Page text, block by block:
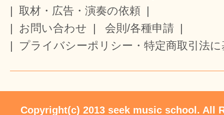
| 取材・広告・演奏の依頼 |
| お問い合わせ | 会則/各種申請 |
|
プライバシーポリシー・特定商取引法
Copyright(c) 2013 seek music school. All